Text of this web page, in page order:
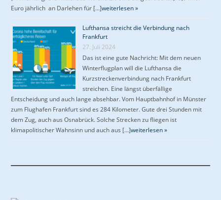
Euro jährlich an Darlehen für […]weiterlesen »
Lufthansa streicht die Verbindung nach
Frankfurt
27. Juli 2024
Das ist eine gute Nachricht: Mit dem neuen
Winterflugplan will die Lufthansa die
Kurzstreckenverbindung nach Frankfurt
streichen. Eine längst überfällige
Entscheidung und auch lange absehbar. Vom Hauptbahnhof in Münster
zum Flughafen Frankfurt sind es 284 Kilometer. Gute drei Stunden mit
dem Zug, auch aus Osnabrück. Solche Strecken zu fliegen ist
klimapolitischer Wahnsinn und auch aus […]weiterlesen »